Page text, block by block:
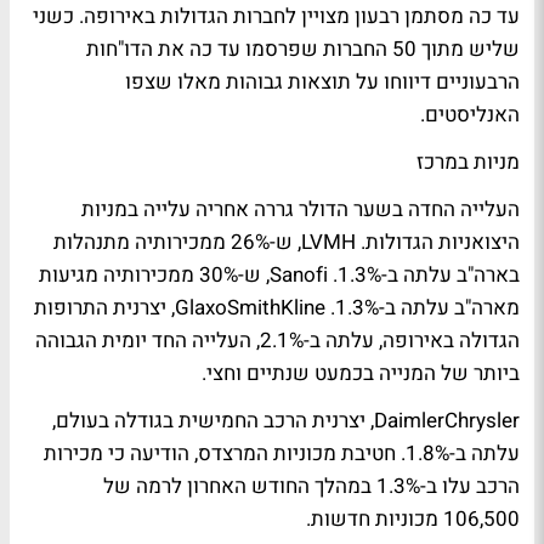
עד כה מסתמן רבעון מצויין לחברות הגדולות באירופה. כשני
שליש מתוך 50 החברות שפרסמו עד כה את הדו"חות
הרבעוניים דיווחו על תוצאות גבוהות מאלו שצפו
האנליסטים.
מניות במרכז
העלייה החדה בשער הדולר גררה אחריה עלייה במניות
היצואניות הגדולות. LVMH, ש-26% ממכירותיה מתנהלות
בארה"ב עלתה ב-1.3%. Sanofi, ש-30% ממכירותיה מגיעות
מארה"ב עלתה ב-1.3%. GlaxoSmithKline, יצרנית התרופות
הגדולה באירופה, עלתה ב-2.1%, העלייה החד יומית הגבוהה
ביותר של המנייה בכמעט שנתיים וחצי.
DaimlerChrysler, יצרנית הרכב החמישית בגודלה בעולם,
עלתה ב-1.8%. חטיבת מכוניות המרצדס, הודיעה כי מכירות
הרכב עלו ב-1.3% במהלך החודש האחרון לרמה של
106,500 מכוניות חדשות.